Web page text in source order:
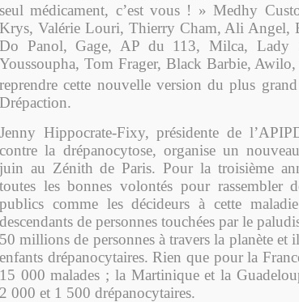
seul médicament, c’est vous ! » Medhy
Krys, Valérie Louri, Thierry Cham, Ali Angel,
Do Panol, Gage, AP du 113, Milca, Lady
Youssoupha, Tom Frager, Black Barbie,
reprendre cette nouvelle version du plus
Drépaction.
Jenny Hippocrate-Fixy, présidente de
contre la drépanocytose, organise un
juin au Zénith de Paris. Pour la troisième
toutes les bonnes volontés pour rassembler
publics comme les décideurs à cette
descendants de personnes touchées par le
50 millions de personnes à travers la planète et
enfants drépanocytaires. Rien que pour la
15 000 malades ; la Martinique et la
2 000 et 1 500 drépanocytaires.